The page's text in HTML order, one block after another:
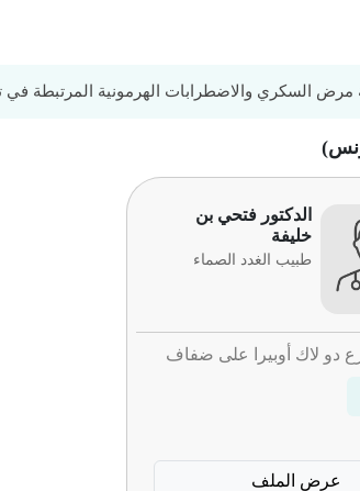
السكري والاضطرابات الهرمونية المرتبطة في
الدكتور فتحي بن
خليفة
طبيب الغدد الصماء
دو لاك أوبيرا على ضفاف
عرض الملف